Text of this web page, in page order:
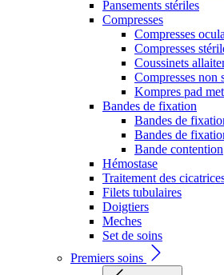
Pansements stériles
Compresses
Compresses
Compresses
Coussinets
Compresses non
Kompres pad
Bandes de fixation
Bandes de
Bandes de
Bande contention
Hémostase
Traitement des
Filets tubulaires
Doigtiers
Meches
Set de soins
Premiers soins